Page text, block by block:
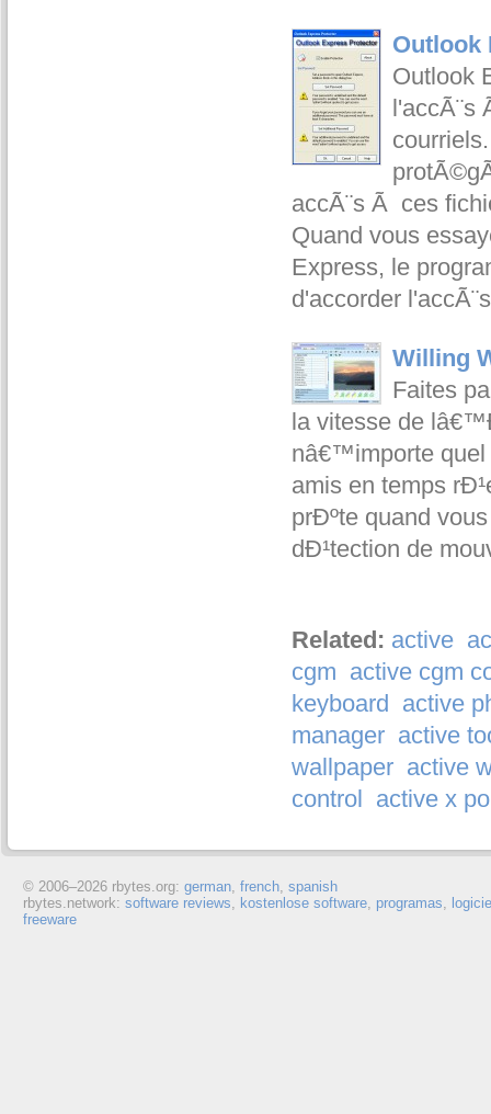
Outlook
Outlook
l'accÃ¨s
accÃ¨s Ã ces
Quand vous
Express, le
d'accorder
Willing
Faites
la vitesse de
nâ€™importe quel
amis en temps
prÐºte quand
dÐ¹tection de
Related: active
cgm active cgm
keyboard active
manager active
wallpaper active
control active x
© 2006–2026 rbytes.org: german, french, spanish
rbytes.network: software reviews, kostenlose software, programas,
freeware